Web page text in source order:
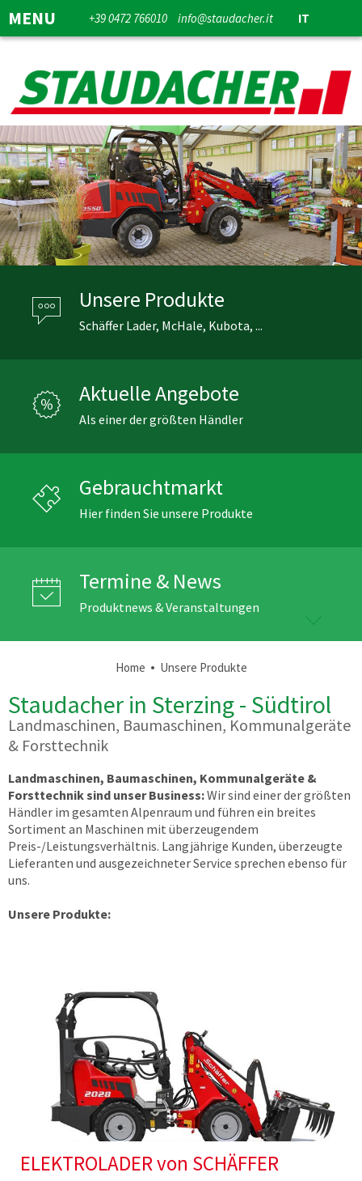
MENU +39 0472 766010 info@staudacher.it IT
Unsere Produkte
Schäffer Lader, McHale, Kubota, ...
Aktuelle Angebote
Als einer der größten Händler
Gebrauchtmarkt
Hier finden Sie unsere Produkte
Termine & News
Produktnews & Veranstaltungen
Home • Unsere Produkte
Staudacher in Sterzing - Südtirol
Landmaschinen, Baumaschinen, Kommunalgeräte
& Forsttechnik
Landmaschinen, Baumaschinen, Kommunalgeräte &
Forsttechnik sind unser Business:Wir sind einer der größten
Händler im gesamten Alpenraum und führen ein breites
Sortiment an Maschinen mit überzeugendem
Preis-/Leistungsverhältnis. Langjährige Kunden, überzeugte
Lieferanten und ausgezeichneter Service sprechen ebenso für
uns.
Unsere Produkte:
ELEKTROLADER von SCHÄFFER